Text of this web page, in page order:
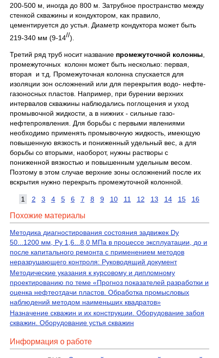
200-500 м, иногда до 800 м. Затрубное пространство между
стенкой скважины и кондуктором, как правило,
цементируется до устья. Диаметр кондуктора может быть
219-340 мм (9-14//).
Третий ряд труб носит название промежуточной колонны,
промежуточных колонн может быть несколько: первая,
вторая и т.д. Промежуточная колонна спускается для
изоляции зон осложнений или для перекрытия водо- нефте-
газоносных пластов. Например, при бурении верхних
интервалов скважины наблюдались поглощения и уход
промывочной жидкости, а в нижних - сильные газо-
нефтепроявления. Для борьбы с первыми явлениями
необходимо применять промывочную жидкость, имеющую
повышенную вязкость и пониженный удельный вес, а для
борьбы со вторыми, наоборот, нужны растворы с
пониженной вязкостью и повышенным удельным весом.
Поэтому в этом случае верхние зоны осложнений после их
вскрытия нужно перекрыть промежуточной колонной.
1 2 3 4 5 6 7 8 9 10 11 12 13 14 15 16
Похожие материалы
Методика диагностирования состояния задвижек Dy
50...1200 мм, Py 1,6...8,0 МПа в процессе эксплуатации, до и
после капитального ремонта с применением методов
неразрушающего контроля: Руководящий документ
Методические указания к курсовому и дипломному
проектированию по теме «Прогноз показателей разработки и
оценка нефтеотдачи пластов. Обработка промысловых
наблюдений методом наименьших квадратов»
Назначение скважин и их конструкции. Оборудование забоя
скважин. Оборудование устья скважин
Информация о работе